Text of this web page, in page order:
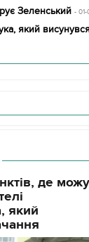
Зеленський - 01-
який
де
який